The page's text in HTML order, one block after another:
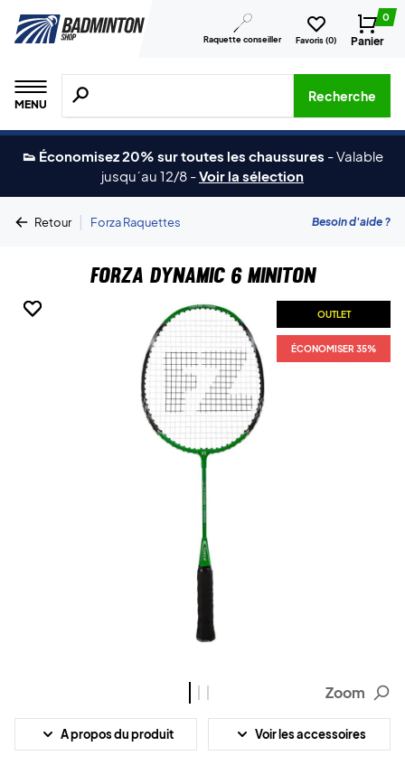
Raquette conseiller Favoris (0)
0
Panier
MENU
Recherche de produits, de marques, etc.
Recherche
👟 Économisez 20% sur toutes les chaussures -Valable
jusqu´au 12/8 -Voir la sélection
Retour | Forza Raquettes Besoin d'aide ?
Forza Dynamic 6 Miniton
OUTLET
ÉCONOMISER 35%
OUTLET
ÉCONOMISER 35%
OUTLET
ÉCONOMISER 35%
Zoom
A propos du produit Voir les accessoires